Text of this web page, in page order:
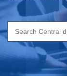
Search
for: